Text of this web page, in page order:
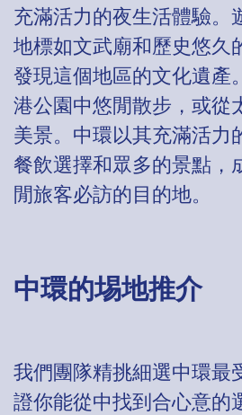
充滿活力的夜生活體驗。
地標如文武廟和歷史悠久
發現這個地區的文化遺產
港公園中悠閒散步，或從
美景。中環以其充滿活力
餐飲選擇和眾多的景點，
閒旅客必訪的目的地。
中環的埸地推介
我們團隊精挑細選中環最
證你能從中找到合心意的